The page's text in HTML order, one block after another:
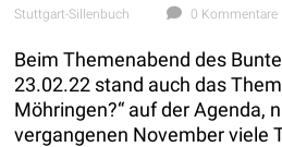
Stuttgart-Sillenbuch
0 Kommentare
Beim Themenabend des
23.02.22 stand auch das
Möhringen?“ auf der Agenda,
vergangenen November viele